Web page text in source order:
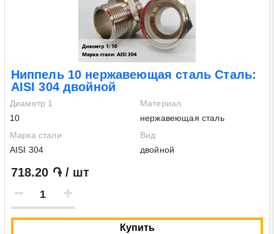
Ниппель 10 нержавеющая сталь Сталь:
AISI 304 двойной
Диаметр 1
10
Материал
нержавеющая сталь
Марка стали
AISI 304
Вид
двойной
718.20 ֏ / шт
Купить